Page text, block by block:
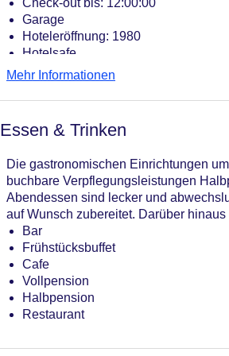
Check-out bis: 12:00:00
Garage
Hoteleröffnung: 1980
Hotelsafe
WLAN/WiFi im Hotel
Lift
Haustiere
Gesamtanzahl der Stockwerke: 9
Gesamtanzahl der Zimmer: 94
Landeskategorie: 4 Sterne
Mehr Informationen
Essen & Trinken
Die gastronomischen Einrichtungen
buchbare Verpflegungsleistungen
Abendessen sind lecker und
auf Wunsch zubereitet. Darüber
Bar
Frühstücksbuffet
Cafe
Vollpension
Halbpension
Restaurant